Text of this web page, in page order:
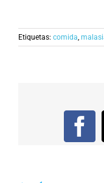
Etiquetas: comida,